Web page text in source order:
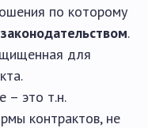
по которому
.
для
– это т.н.
контрактов, не